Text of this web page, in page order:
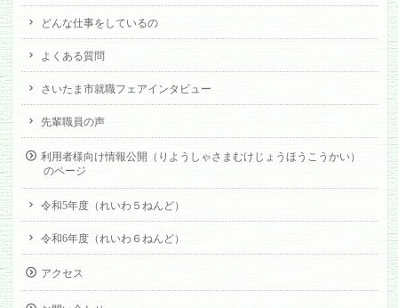
どんな仕事をしているの
よくある質問
さいたま市就職フェアインタビュー
先輩職員の声
利用者様向け情報公開（りようしゃさまむけじょうほうこうかい）
のページ
令和5年度（れいわ５ねんど）
令和6年度（れいわ６ねんど）
アクセス